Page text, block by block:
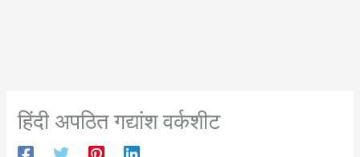
हिंदी अपठित गद्यांश वर्कशीट